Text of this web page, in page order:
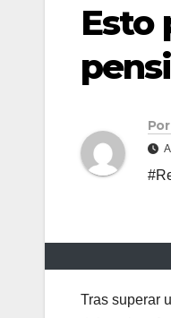
Esto
Por
Tras superar